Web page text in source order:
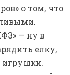
о том, что
— ну в
елку,
игрушки.